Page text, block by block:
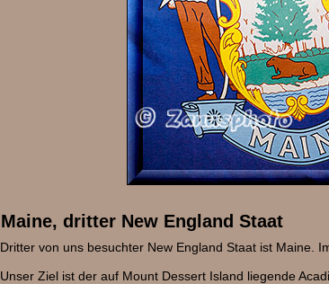
Maine, dritter New England Staat
Dritter von uns besuchter New England Staat ist Maine.
Unser Ziel ist der auf Mount Dessert Island liegende